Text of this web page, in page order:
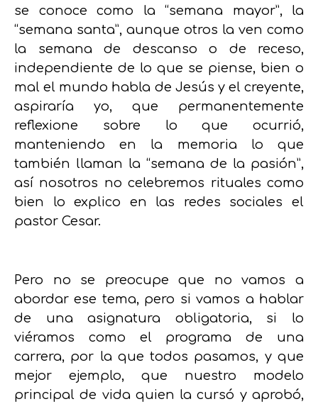
se conoce como la “semana mayor”, la
“semana santa”, aunque otros la ven como
la semana de descanso o de receso,
independiente de lo que se piense, bien o
mal el mundo habla de Jesús y el creyente,
aspiraría yo, que permanentemente
reflexione sobre lo que ocurrió,
manteniendo en la memoria lo que
también llaman la “semana de la pasión”,
así nosotros no celebremos rituales como
bien lo explico en las redes sociales el
pastor Cesar.
Pero no se preocupe que no vamos a
abordar ese tema, pero si vamos a hablar
de una asignatura obligatoria, si lo
viéramos como el programa de una
carrera, por la que todos pasamos, y que
mejor ejemplo, que nuestro modelo
principal de vida quien la cursó y aprobó,